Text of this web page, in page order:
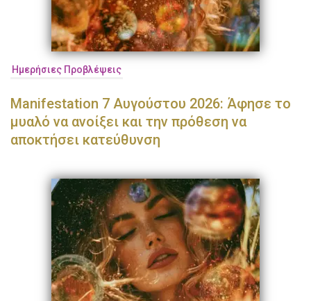
Ημερήσιες Προβλέψεις
Manifestation 7 Αυγούστου 2026: Άφησε το
μυαλό να ανοίξει και την πρόθεση να
αποκτήσει κατεύθυνση